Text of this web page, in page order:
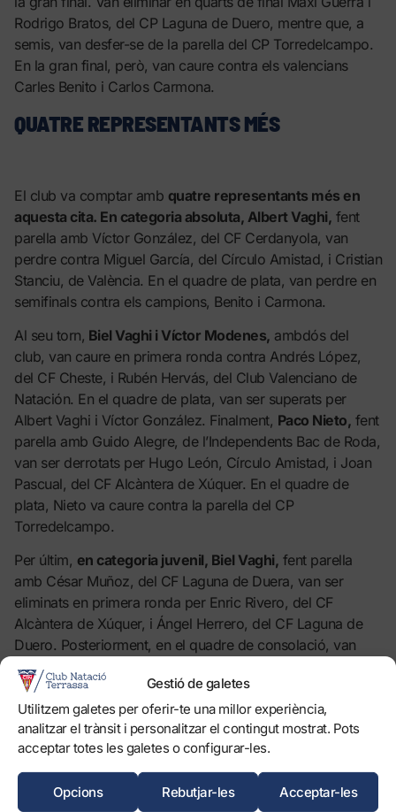
Gestió de galetes
Utilitzem galetes per oferir-te una millor experiència,
analitzar el trànsit i personalitzar el contingut mostrat. Pots
acceptar totes les galetes o configurar-les.
Acceptar-les
Rebutjar-les
Opcions
Rodrigo Bratos, del CP Laguna de Duero, mentre que, a
semis, van desfer-se de la parella del CP Torredelcampo.
En la gran final, però, van caure contra els valencians
Carles Benito i Carlos Carmona.
QUATRE REPRESENTANTS MÉS
El club va comptar amb quatre representants més en
aquesta cita. En categoria absoluta, Albert Vaghi, fent
parella amb Víctor González, del CF Cerdanyola, van
perdre contra Miguel García, del Círculo Amistad, i Cristian
Stanciu, de València. En el quadre de plata, van perdre en
semifinals contra els campions, Benito i Carmona.
Al seu torn, Biel Vaghi i Víctor Modenes, ambdós del
club, van caure en primera ronda contra Andrés López,
del CF Cheste, i Rubén Hervás, del Club Valenciano de
Natación. En el quadre de plata, van ser superats per
Albert Vaghi i Víctor González. Finalment, Paco Nieto, fent
parella amb Guido Alegre, de l’Independents Bac de Roda,
van ser derrotats per Hugo León, Círculo Amistad, i Joan
Pascual, del CF Alcàntera de Xúquer. En el quadre de
plata, Nieto va caure contra la parella del CP
Torredelcampo.
Per últim, en categoria juvenil, Biel Vaghi, fent parella
amb César Muñoz, del CF Laguna de Duera, van ser
eliminats en primera ronda per Enric Rivero, del CF
Alcàntera de Xúquer, i Ángel Herrero, del CF Laguna de
Duero. Posteriorment, en el quadre de consolació, van
caure contra Mario López i Álvaro Villar, del CP
Torredelcampo.
FORÇA, TERRASSA! 0